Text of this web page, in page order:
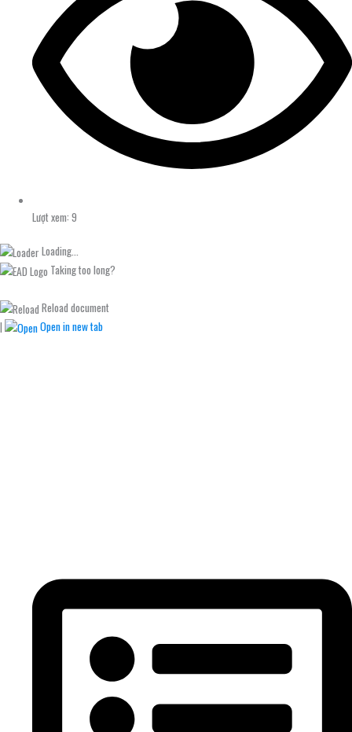
Lượt xem: 9
Loading...
Taking too long?
Reload document
|
Open in new tab